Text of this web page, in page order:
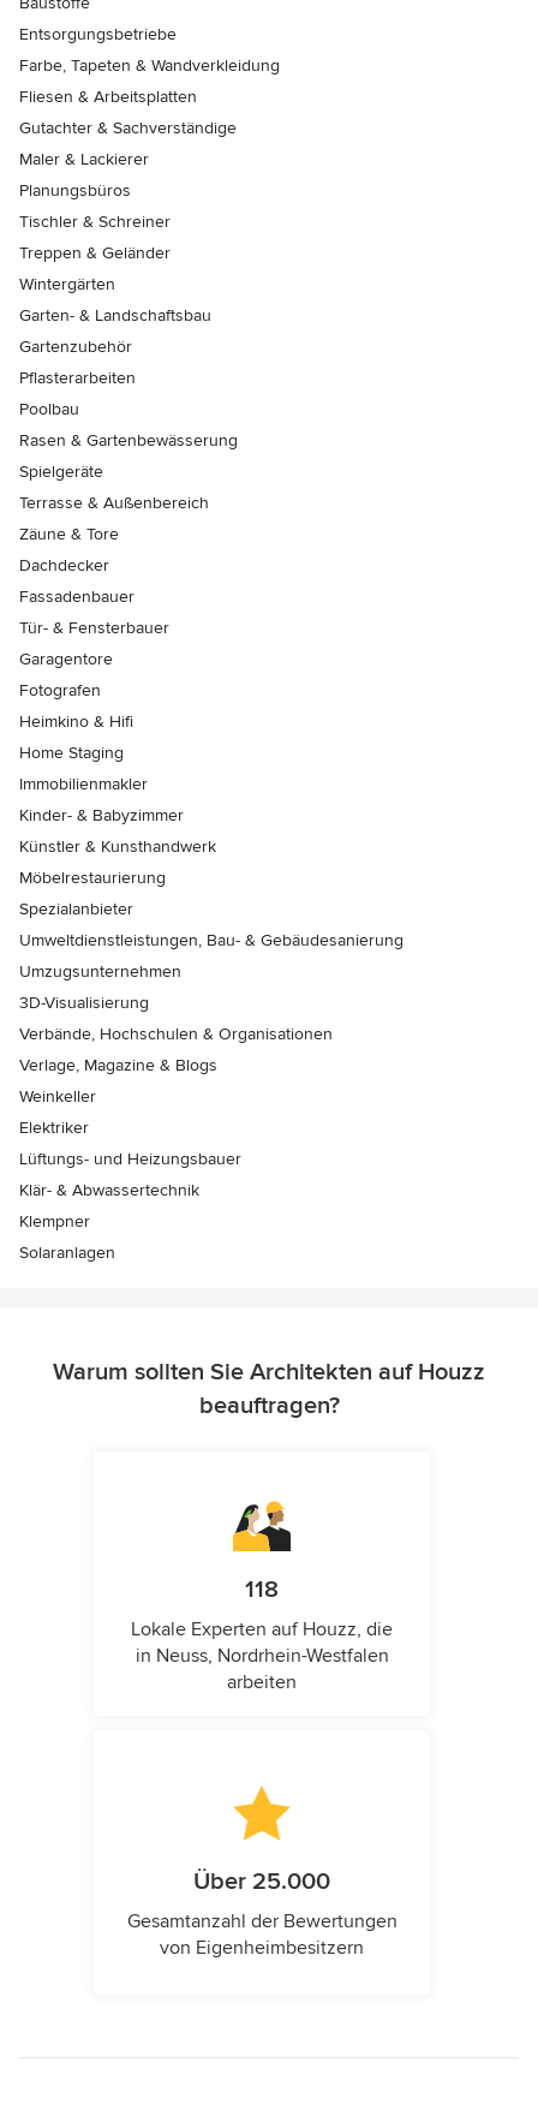
Entsorgungsbetriebe
Farbe, Tapeten & Wandverkleidung
Fliesen & Arbeitsplatten
Gutachter & Sachverständige
Maler & Lackierer
Planungsbüros
Tischler & Schreiner
Treppen & Geländer
Wintergärten
Garten- & Landschaftsbau
Gartenzubehör
Pflasterarbeiten
Poolbau
Rasen & Gartenbewässerung
Spielgeräte
Terrasse & Außenbereich
Zäune & Tore
Dachdecker
Fassadenbauer
Tür- & Fensterbauer
Garagentore
Fotografen
Heimkino & Hifi
Home Staging
Immobilienmakler
Kinder- & Babyzimmer
Künstler & Kunsthandwerk
Möbelrestaurierung
Spezialanbieter
Umweltdienstleistungen, Bau- & Gebäudesanierung
Umzugsunternehmen
3D-Visualisierung
Verbände, Hochschulen & Organisationen
Verlage, Magazine & Blogs
Weinkeller
Elektriker
Lüftungs- und Heizungsbauer
Klär- & Abwassertechnik
Klempner
Solaranlagen
Warum sollten Sie Architekten auf Houzz
beauftragen?
118
Lokale Experten auf Houzz, die
in Neuss, Nordrhein-Westfalen
arbeiten
Über 25.000
Gesamtanzahl der Bewertungen
von Eigenheimbesitzern